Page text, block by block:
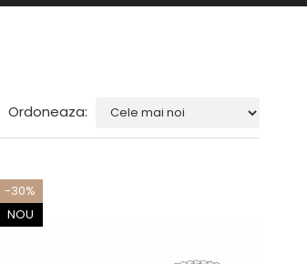
Ordoneaza:
-30%
NOU